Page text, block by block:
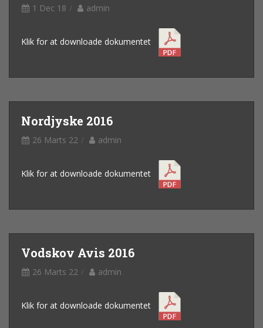
1 Dec 18 admin
Klik for at downloade dokumentet
Nordjyske 2016
26 Marts 22 admin
Klik for at downloade dokumentet
Vodskov Avis 2016
26 Marts 22 admin
Klik for at downloade dokumentet